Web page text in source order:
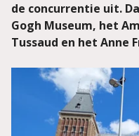
de concurrentie uit.
Gogh Museum, het
Tussaud en het Anne